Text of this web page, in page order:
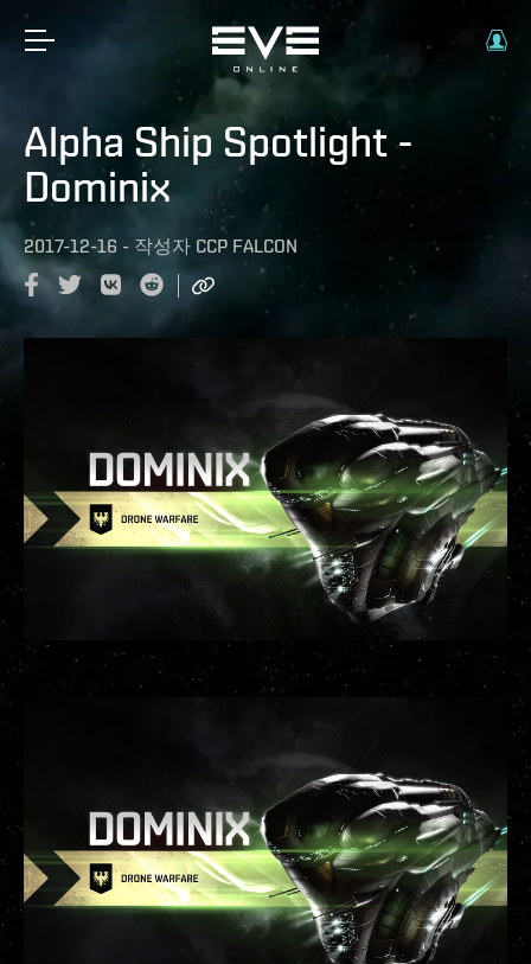
Alpha Ship Spotlight -
Dominix
2017-12-16 - 작성자 CCP FALCON